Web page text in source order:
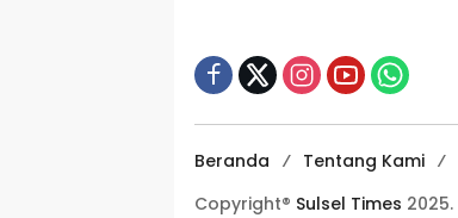
Beranda Tentang Kami
Copyright® Sulsel Times 2025.